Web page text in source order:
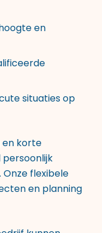
en
situaties op
en korte
flexibele
en planning